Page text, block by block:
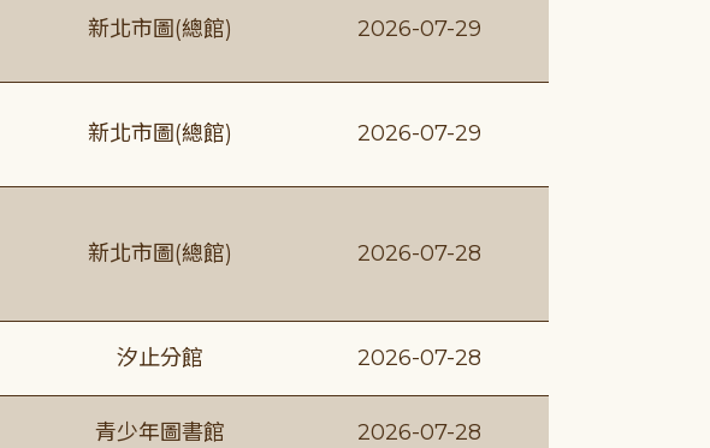
新北市圖(總館) 2026-07-29
新北市圖(總館) 2026-07-29
新北市圖(總館) 2026-07-28
汐止分館 2026-07-28
青少年圖書館 2026-07-28